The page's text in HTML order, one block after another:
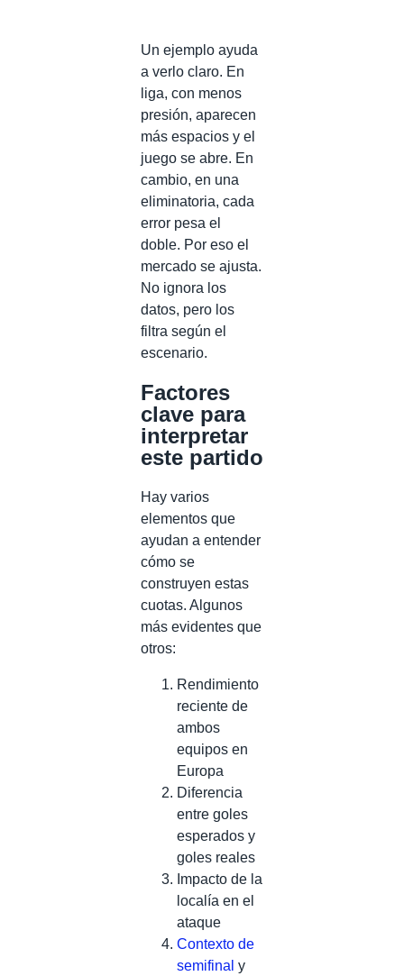
Un ejemplo ayuda
a verlo claro. En
liga, con menos
presión, aparecen
más espacios y el
juego se abre. En
cambio, en una
eliminatoria, cada
error pesa el
doble. Por eso el
mercado se ajusta.
No ignora los
datos, pero los
filtra según el
escenario.
Factores
clave para
interpretar
este partido
Hay varios
elementos que
ayudan a entender
cómo se
construyen estas
cuotas. Algunos
más evidentes que
otros:
Rendimiento
reciente de
ambos
equipos en
Europa
Diferencia
entre goles
esperados y
goles reales
Impacto de la
localía en el
ataque
Contexto de
semifinal y